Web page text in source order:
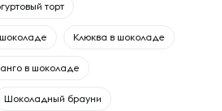
торт
Клюква в шоколаде
в шоколаде
Шоколадный брауни